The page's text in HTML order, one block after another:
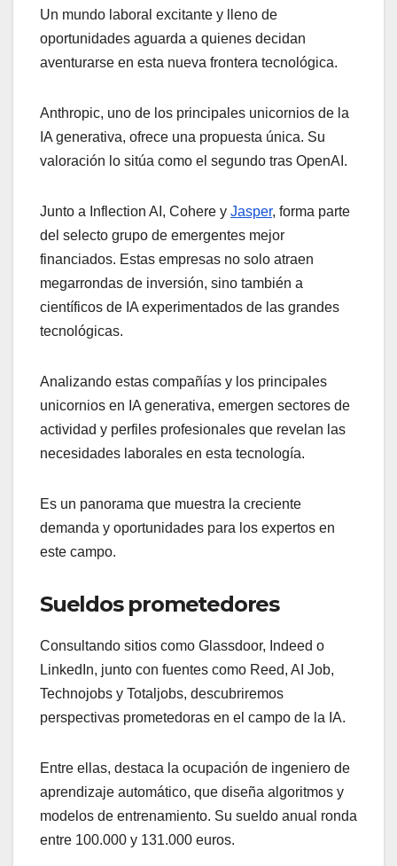
Un mundo laboral excitante y lleno de
oportunidades aguarda a quienes decidan
aventurarse en esta nueva frontera tecnológica.
Anthropic, uno de los principales unicornios de la
IA generativa, ofrece una propuesta única. Su
valoración lo sitúa como el segundo tras OpenAI.
Junto a Inflection AI, Cohere y Jasper, forma parte
del selecto grupo de emergentes mejor
financiados. Estas empresas no solo atraen
megarrondas de inversión, sino también a
científicos de IA experimentados de las grandes
tecnológicas.
Analizando estas compañías y los principales
unicornios en IA generativa, emergen sectores de
actividad y perfiles profesionales que revelan las
necesidades laborales en esta tecnología.
Es un panorama que muestra la creciente
demanda y oportunidades para los expertos en
este campo.
Sueldos prometedores
Consultando sitios como Glassdoor, Indeed o
LinkedIn, junto con fuentes como Reed, AI Job,
Technojobs y Totaljobs, descubriremos
perspectivas prometedoras en el campo de la IA.
Entre ellas, destaca la ocupación de ingeniero de
aprendizaje automático, que diseña algoritmos y
modelos de entrenamiento. Su sueldo anual ronda
entre 100.000 y 131.000 euros.